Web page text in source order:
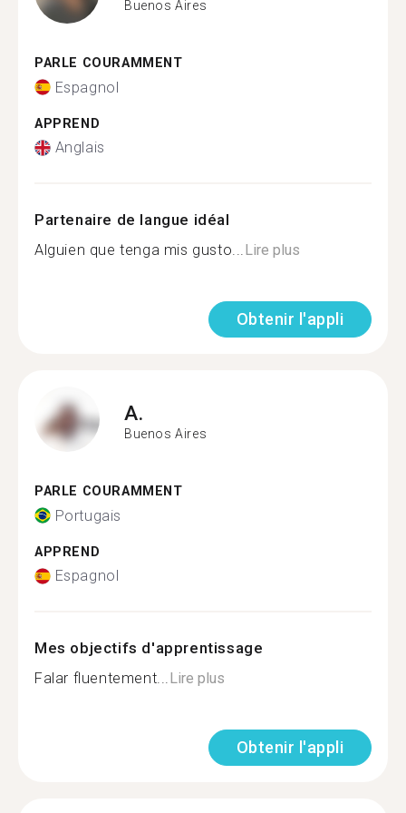
Buenos Aires
PARLE COURAMMENT
Espagnol
APPREND
Anglais
Partenaire de langue idéal
Alguien que tenga mis gusto...Lire plus
Obtenir l'appli
A.
Buenos Aires
PARLE COURAMMENT
Portugais
APPREND
Espagnol
Mes objectifs d'apprentissage
Falar fluentement...Lire plus
Obtenir l'appli